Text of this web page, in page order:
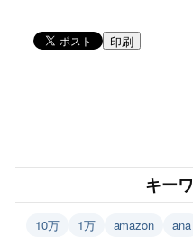
印刷
キー
10万 1万 amazon ana